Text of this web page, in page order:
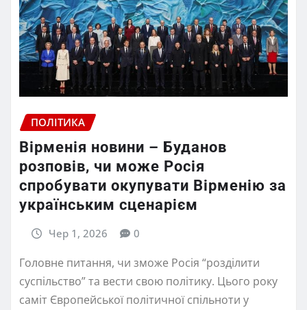
ПОЛІТИКА
Вірменія новини – Буданов
розповів, чи може Росія
спробувати окупувати Вірменію за
українським сценарієм
Чер 1, 2026 0
Головне питання, чи зможе Росія “розділити
суспільство” та вести свою політику. Цього року
саміт Європейської політичної спільноти у